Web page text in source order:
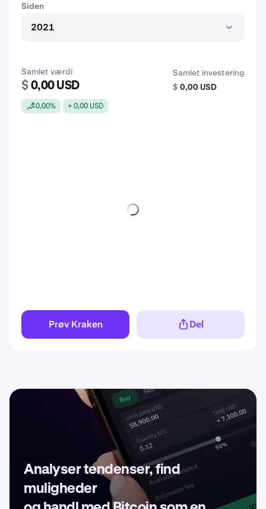
Siden
2021
Samlet værdi
$ 0,00 USD
0,00% + 0,00 USD
Samlet investering
$ 0,00 USD
Prøv Kraken Del
Analyser tendenser, find
muligheder